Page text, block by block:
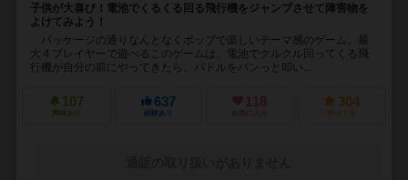
子供が大喜び！電池でくるくる回る飛行機をジャンプさせて障害物を
よけてみよう！
パッケージの通りなんとなくポップで楽しいテーマ感のゲーム。最
大４プレイヤーで遊べるこのゲームは、電池でクルクル回ってくる飛
行機が自分の前にやってきたら、パドルをバンっと叩い...
107
興味あり
637
経験あり
118
お気に入り
304
持ってる